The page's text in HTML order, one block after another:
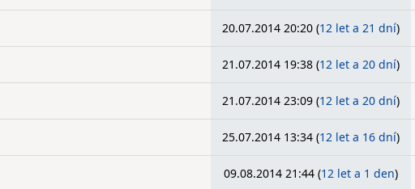
20.07.2014 20:20 (12 let a 21 dní)
21.07.2014 19:38 (12 let a 20 dní)
21.07.2014 23:09 (12 let a 20 dní)
25.07.2014 13:34 (12 let a 16 dní)
09.08.2014 21:44 (12 let a 1 den)